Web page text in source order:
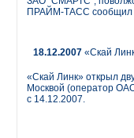
ПРАЙМ-ТАСС сообщил
18.12.2007 «Скай
«Скай Линк» открыл
Москвой (оператор
с 14.12.2007.